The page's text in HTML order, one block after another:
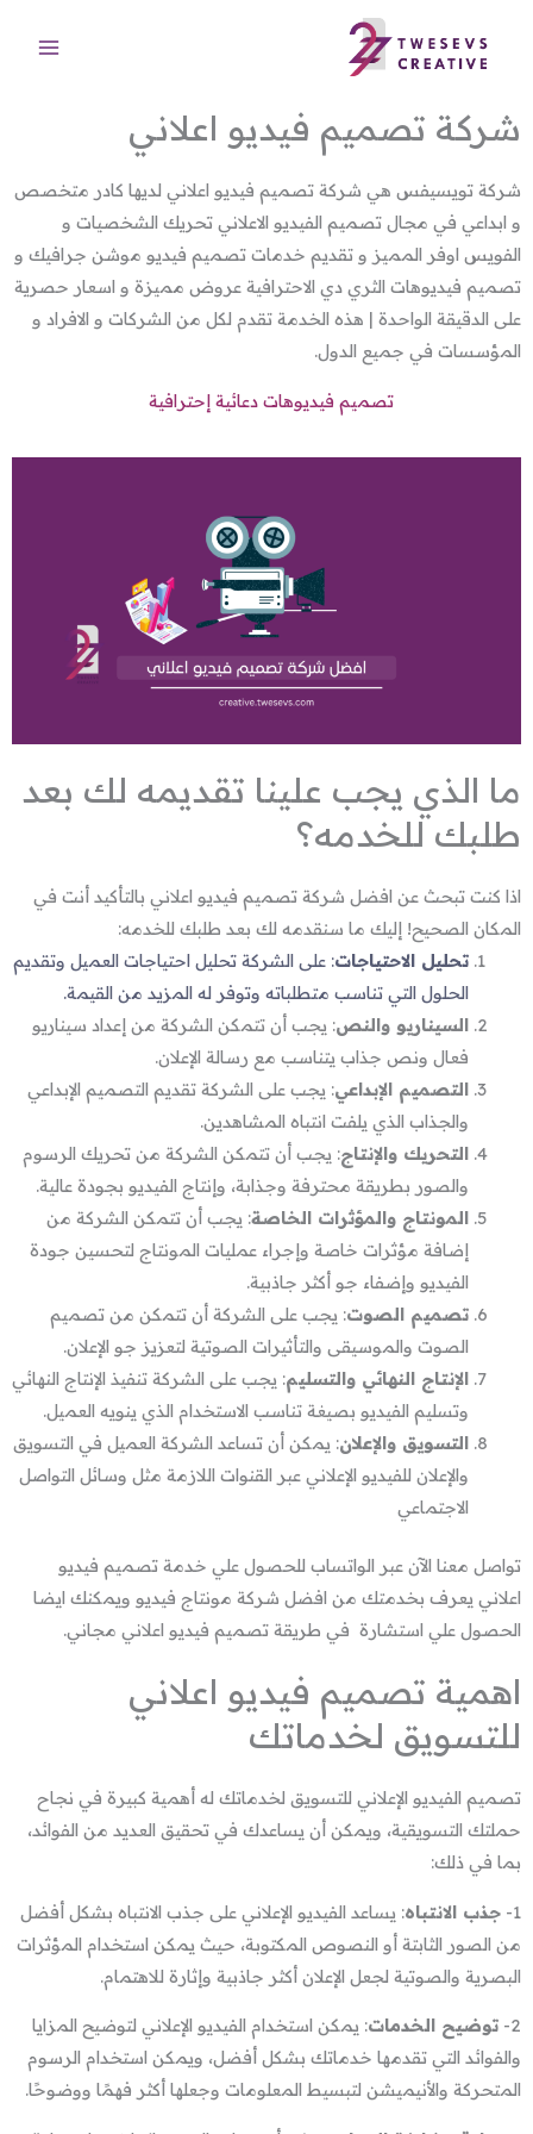
شركة تصميم فيديو اعلاني
شركة تويسيفس هي شركة تصميم فيديو اعلاني لديها كادر متخصص
و ابداعي في مجال تصميم الفيديو الاعلاني تحريك الشخصيات و
الفويس اوفر المميز و تقديم خدمات تصميم فيديو موشن جرافيك و
تصميم فيديوهات الثري دي الاحترافية عروض مميزة و اسعار حصرية
على الدقيقة الواحدة | هذه الخدمة تقدم لكل من الشركات و الافراد و
المؤسسات في جميع الدول.
تصميم فيديوهات دعائية إحترافية
ما الذي يجب علينا تقديمه لك بعد
طلبك للخدمه؟
اذا كنت تبحث عن افضل شركة تصميم فيديو اعلاني بالتأكيد أنت في
المكان الصحيح! إليك ما سنقدمه لك بعد طلبك للخدمه:
تحليل الاحتياجات: على الشركة تحليل احتياجات العميل وتقديم
الحلول التي تناسب متطلباته وتوفر له المزيد من القيمة.
السيناريو والنص: يجب أن تتمكن الشركة من إعداد سيناريو
فعال ونص جذاب يتناسب مع رسالة الإعلان.
التصميم الإبداعي: يجب على الشركة تقديم التصميم الإبداعي
والجذاب الذي يلفت انتباه المشاهدين.
التحريك والإنتاج: يجب أن تتمكن الشركة من تحريك الرسوم
والصور بطريقة محترفة وجذابة، وإنتاج الفيديو بجودة عالية.
المونتاج والمؤثرات الخاصة: يجب أن تتمكن الشركة من
إضافة مؤثرات خاصة وإجراء عمليات المونتاج لتحسين جودة
الفيديو وإضفاء جو أكثر جاذبية.
تصميم الصوت: يجب على الشركة أن تتمكن من تصميم
الصوت والموسيقى والتأثيرات الصوتية لتعزيز جو الإعلان.
الإنتاج النهائي والتسليم: يجب على الشركة تنفيذ الإنتاج النهائي
وتسليم الفيديو بصيغة تناسب الاستخدام الذي ينويه العميل.
التسويق والإعلان: يمكن أن تساعد الشركة العميل في التسويق
والإعلان للفيديو الإعلاني عبر القنوات اللازمة مثل وسائل التواصل
الاجتماعي
تواصل معنا الآن عبر الواتساب للحصول علي خدمة تصميم فيديو
اعلاني يعرف بخدمتك من افضل شركة مونتاج فيديو ويمكنك ايضا
الحصول علي استشارة في طريقة تصميم فيديو اعلاني مجاني.
اهمية تصميم فيديو اعلاني
للتسويق لخدماتك
تصميم الفيديو الإعلاني للتسويق لخدماتك له أهمية كبيرة في نجاح
حملتك التسويقية، ويمكن أن يساعدك في تحقيق العديد من الفوائد،
بما في ذلك:
1- جذب الانتباه: يساعد الفيديو الإعلاني على جذب الانتباه بشكل أفضل
من الصور الثابتة أو النصوص المكتوبة، حيث يمكن استخدام المؤثرات
البصرية والصوتية لجعل الإعلان أكثر جاذبية وإثارة للاهتمام.
2- توضيح الخدمات: يمكن استخدام الفيديو الإعلاني لتوضيح المزايا
والفوائد التي تقدمها خدماتك بشكل أفضل، ويمكن استخدام الرسوم
المتحركة والأنيميشن لتبسيط المعلومات وجعلها أكثر فهمًا ووضوحًا.